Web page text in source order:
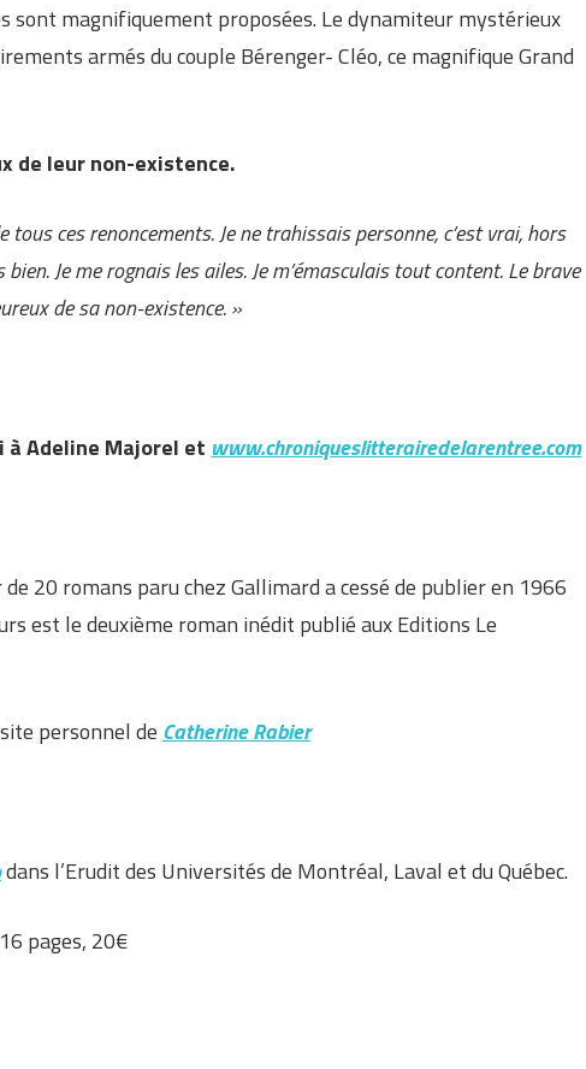
sont magnifiquement proposées. Le dynamiteur mystérieux
armés du couple Bérenger- Cléo, ce magnifique Grand
de leur non-existence.
ces renoncements. Je ne trahissais personne, c’est vrai, hors
Je me rognais les ailes. Je m’émasculais tout content. Le brave
de sa non-existence. »
à Adeline Majorel et www.chroniqueslitterairedelarentree.com
20 romans paru chez Gallimard a cessé de publier en 1966
est le deuxième roman inédit publié aux Editions Le
personnel de Catherine Rabier
dans l’Erudit des Universités de Montréal, Laval et du Québec.
pages, 20€